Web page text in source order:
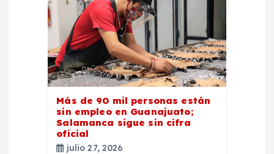
Más de 90 mil personas están
sin empleo en Guanajuato;
Salamanca sigue sin cifra
oficial
julio 27, 2026